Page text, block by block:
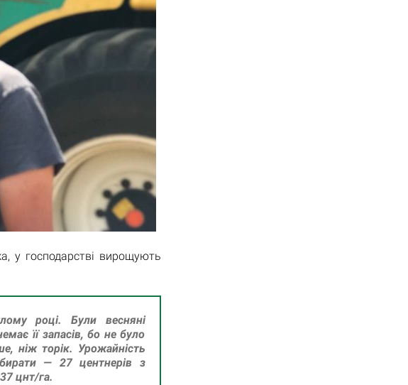
у господарстві вирощують
році. Були весняні
її запасів, бо не було
ніж торік. Урожайність
— 27 центнерів з
цнт/га.